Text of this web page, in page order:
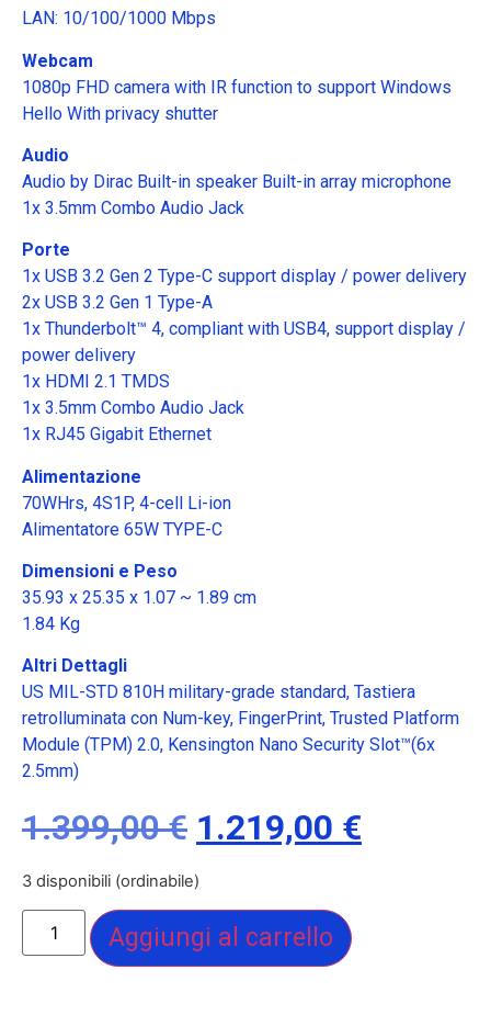
LAN: 10/100/1000 Mbps
Webcam
1080p FHD camera with IR function to support Windows
Hello With privacy shutter
Audio
Audio by Dirac Built-in speaker Built-in array microphone
1x 3.5mm Combo Audio Jack
Porte
1x USB 3.2 Gen 2 Type-C support display / power delivery
2x USB 3.2 Gen 1 Type-A
1x Thunderbolt™ 4, compliant with USB4, support display /
power delivery
1x HDMI 2.1 TMDS
1x 3.5mm Combo Audio Jack
1x RJ45 Gigabit Ethernet
Alimentazione
70WHrs, 4S1P, 4-cell Li-ion
Alimentatore 65W TYPE-C
Dimensioni e Peso
35.93 x 25.35 x 1.07 ~ 1.89 cm
1.84 Kg
Altri Dettagli
US MIL-STD 810H military-grade standard, Tastiera
retrolluminata con Num-key, FingerPrint, Trusted Platform
Module (TPM) 2.0, Kensington Nano Security Slot™(6x
2.5mm)
1.399,00€ 1.219,00 €
3 disponibili (ordinabile)
Aggiungi al carrello